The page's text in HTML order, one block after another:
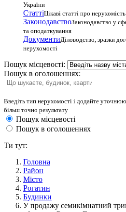
України
СтаттіЦікаві статті про нерухомість
ЗаконодавствоЗаконодавство у
та оподаткування
ДокументиДіловодство, зразки
нерухомості
Пошук місцевості:
Пошук в оголошеннях:
Введіть тип нерухомості і додайте
більш точно результату
Пошук місцевості
Пошук в оголошеннях
Ти тут:
Головна
Район
Місто
Рогатин
Будинки
У продажу семикімнатний